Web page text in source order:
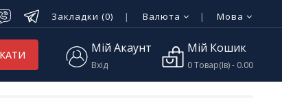
Закладки (0) Валюта Мова
Мій Акаунт
Вхід
Мій Кошик
0 Товар(ів) - 0.00